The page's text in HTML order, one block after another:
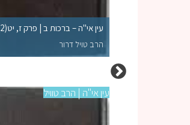
עין אי"ה – ברכות ב | פרק ז, יט(2)
הרב טויל דרור
עין אי"ה | הרב טוויל